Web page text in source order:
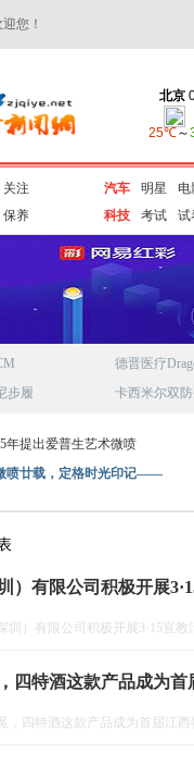
您！
关注
保养
汽车 明星 电
科技
考试 试
步履
德晋医疗
卡西米尔双
年提出爱普生艺术微喷
喷廿载，定格时光印记——
）有限公司积极开展
圳）有限公司积极开展3·15宣教
四特酒这款产品成为首
，四特酒这款产品成为首届江西